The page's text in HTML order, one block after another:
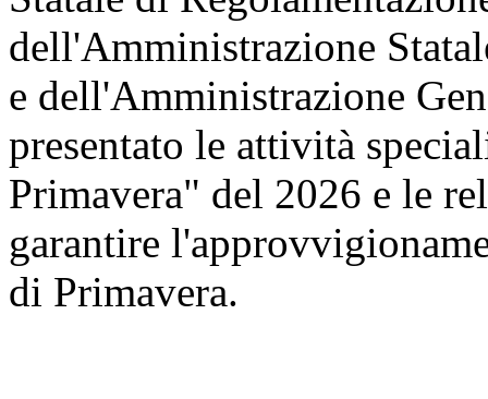
dell'Amministrazione
e dell'Amministrazione
presentato le attività
Primavera" del 2026 e le
garantire
di Primavera.